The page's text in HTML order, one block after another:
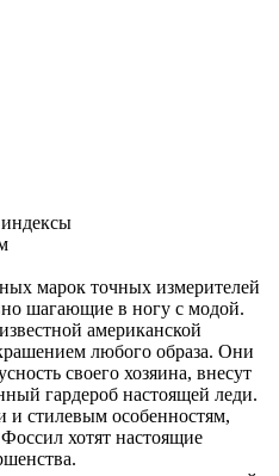
марок точных измерителей
шагающие в ногу с модой.
американской
любого образа. Они
своего хозяина, внесут
гардероб настоящей леди.
и стилевым особенностям,
хотят настоящие